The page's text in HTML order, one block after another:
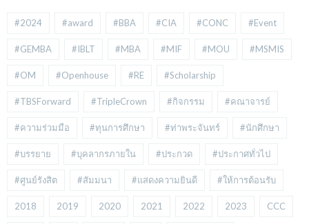
#2024 #award #BBA #CIA #CONC #Event
#GEMBA #IBLT #MBA #MIF #MOU #MSMIS
#OM #Openhouse #RE #Scholarship
#TBSForward #TripleCrown #กิจกรรม #คณาจารย์
#ความร่วมมือ #ทุนการศึกษา #ท่าพระจันทร์ #นักศึกษา
#บรรยาย #บุคลากรภายใน #ประกวด #ประกาศทั่วไป
#ศูนย์รังสิต #สัมมนา #แสดงความยินดี #ให้การต้อนรับ
2018 2019 2020 2021 2022 2023 CCC